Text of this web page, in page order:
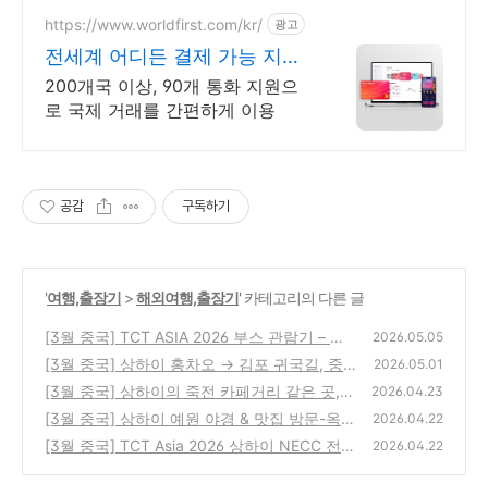
https://www.worldfirst.com/kr/ 광고
전세계 어디든 결제 가능 지금
가입하면 100$ 지원
200개국 이상, 90개 통화 지원으
로 국제 거래를 간편하게 이용
공감 구독하기
'여행,출장기 >해외여행,출장기' 카테고리의 다른 글
[3월 중국] TCT ASIA 2026 부스 관람기 – 메
탈 & 폴리머 3D프린팅·적층제조 기술
(0)
2026.05.05
[3월 중국] 상하이 홍차오 → 김포 귀국길, 중
국동방항공 탑승 & 기내식 리뷰
(0)
2026.05.01
[3월 중국] 상하이의 죽전 카페거리 같은 곳,
도심 속 수향마을 ‘판롱티엔디’ 밤 9시 야경 산
책
(0)
2026.04.23
[3월 중국] 상하이 예원 야경 & 맛집 방문-옥란
상(玉兰厢, Yù lán xiāng) & 기념품 쇼핑
(0)
2026.04.22
[3월 중국] TCT Asia 2026 상하이 NECC 전시
2026.04.22